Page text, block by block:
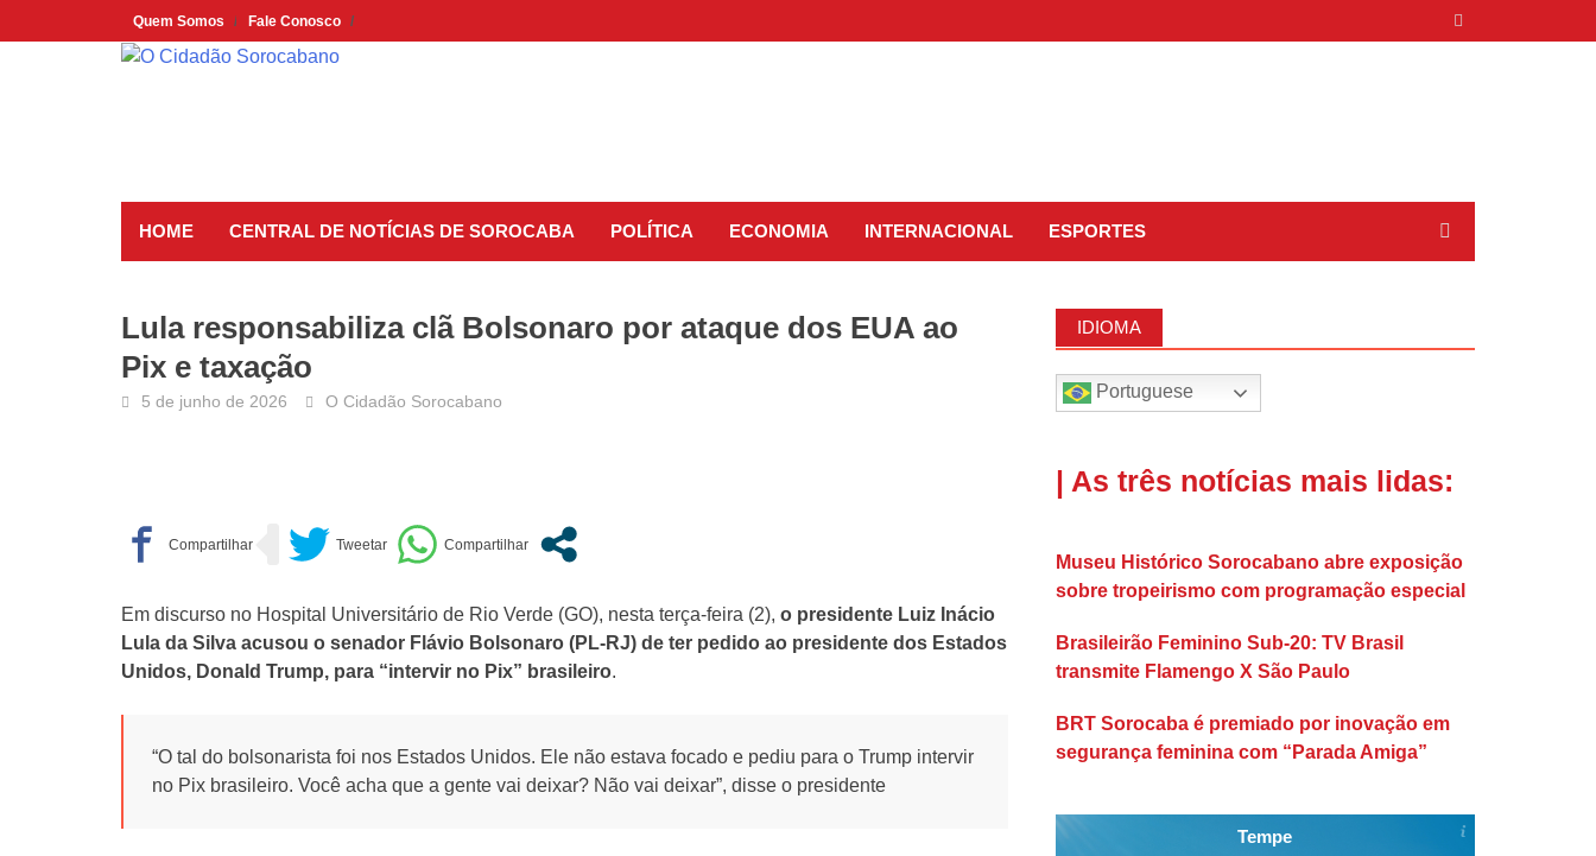
to
Quem Somos Fale Conosco
HOME CENTRAL DE NOTÍCIAS DE SOROCABA POLÍTICA ECONOMIA INTERNACIONAL ESPORTES
Lula responsabiliza clã Bolsonaro por ataque dos EUA ao
Pix e taxação
5 de junho de 2026 O Cidadão Sorocabano
Em discurso no Hospital Universitário de Rio Verde (GO), nesta terça-feira (2), o presidente Luiz Inácio
Lula da Silva acusou o senador Flávio Bolsonaro (PL-RJ) de ter pedido ao presidente dos Estados
Unidos, Donald Trump, para “intervir no Pix” brasileiro.
“O tal do bolsonarista foi nos Estados Unidos. Ele não estava focado e pediu para o Trump intervir
no Pix brasileiro. Você acha que a gente vai deixar? Não vai deixar”, disse o presidente
IDIOMA
Portuguese
| As três notícias mais lidas:
Museu Histórico Sorocabano abre exposição
sobre tropeirismo com programação especial
Brasileirão Feminino Sub-20: TV Brasil
transmite Flamengo X São Paulo
BRT Sorocaba é premiado por inovação em
segurança feminina com “Parada Amiga”
Tempe